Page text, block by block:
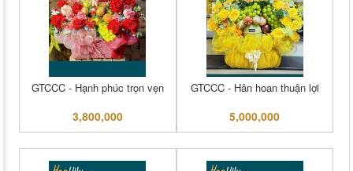
GTCCC - Hạnh phúc trọn vẹn
3,800,000
GTCCC - Hân hoan thuận lợi
5,000,000